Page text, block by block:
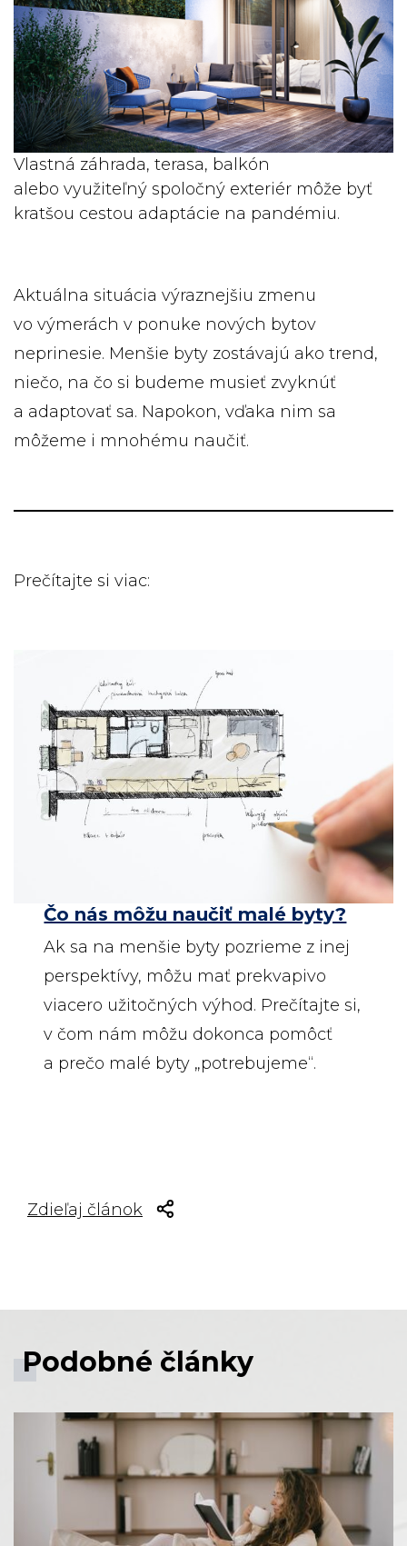
Vlastná záhrada, terasa, balkón
alebo využiteľný spoločný exteriér môže byť
kratšou cestou adaptácie na pandémiu.
Aktuálna situácia výraznejšiu zmenu
vo výmerách v ponuke nových bytov
neprinesie. Menšie byty zostávajú ako trend,
niečo, na čo si budeme musieť zvyknúť
a adaptovať sa. Napokon, vďaka nim sa
môžeme i mnohému naučiť.
Prečítajte si viac:
Čo nás môžu naučiť malé byty?
Ak sa na menšie byty pozrieme z inej
perspektívy, môžu mať prekvapivo
viacero užitočných výhod. Prečítajte si,
v čom nám môžu dokonca pomôcť
a prečo malé byty „potrebujeme“.
Zdieľaj článok
Podobné články